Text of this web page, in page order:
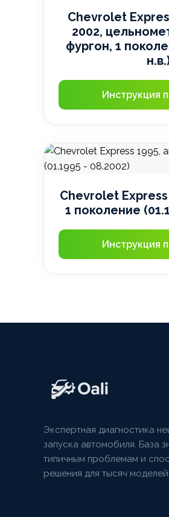
Chevrolet
2002,
фургон, 1
Инструкция
Chevrolet
1 поколение
Инструкция
Экспертная диагностика
запуска автомобиля. База
типичным проблемам и
решения для тысяч моделей.